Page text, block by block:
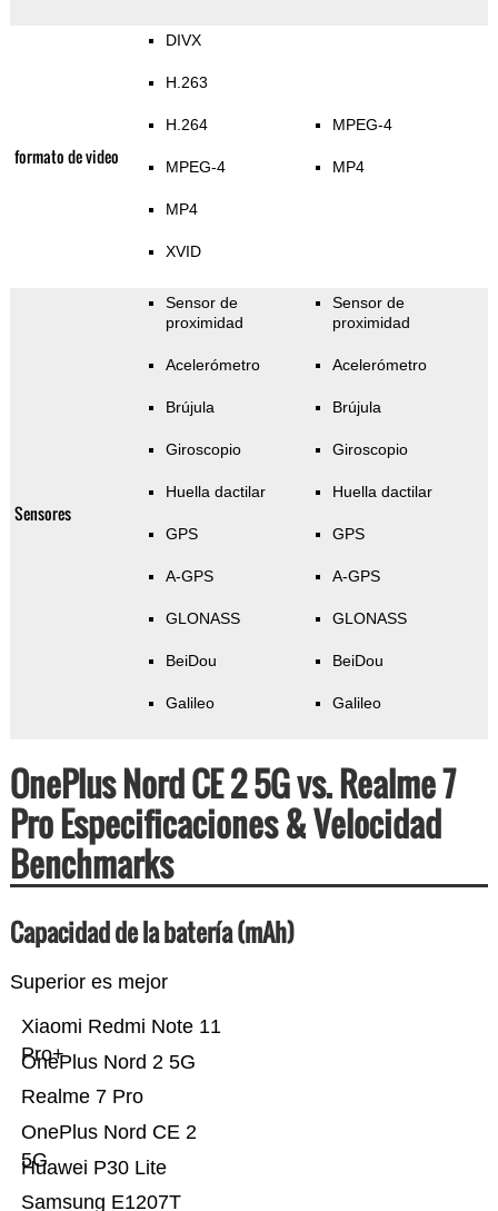
formato de video
DIVX
H.263
H.264
MPEG-4
MP4
XVID
MPEG-4
MP4
Sensores
Sensor de
proximidad
Acelerómetro
Brújula
Giroscopio
Huella dactilar
GPS
A-GPS
GLONASS
BeiDou
Galileo
Sensor de
proximidad
Acelerómetro
Brújula
Giroscopio
Huella dactilar
GPS
A-GPS
GLONASS
BeiDou
Galileo
OnePlus Nord CE 2 5G vs. Realme 7
Pro Especificaciones & Velocidad
Benchmarks
Capacidad de la batería (mAh)
Superior es mejor
Samsung E1207T
Huawei P30 Lite
OnePlus Nord CE 2
5G
Realme 7 Pro
OnePlus Nord 2 5G
Xiaomi Redmi Note 11
Pro+